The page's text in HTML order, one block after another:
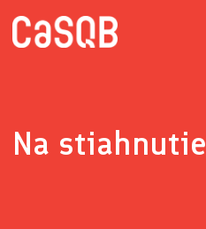
Na stiahnutie